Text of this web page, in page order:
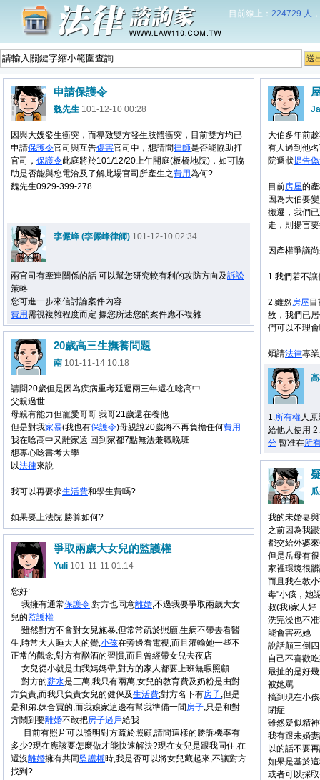
目前線上： 224729 人
申請保護令
魏先生 101-12-10 00:28
因與大嫂發生衝突，而導致雙方發生肢體衝突，目前雙方均已
申請保護令官司與互告傷害官司中，想請問律師是否能協助打
官司， 保護令此庭將於101/12/20上午開庭(板橋地院)，如可協
助是否能與您電洽及了解此場官司所產生之費用為何?
魏先生0929-399-278
李儼峰 (李儼峰律師) 101-12-10 02:34
兩官司有牽連關係的話 可以幫您研究較有利的攻防方向及訴訟
策略
您可進一步來信討論案件內容
費用 需視複雜程度而定 據您所述您的案件應不複雜
大伯多年前
有人過到他
院遞狀提告
目前房屋的
因為大伯要
搬遷，我們
走，則揚言
因產權爭議
1.我們若不
2.雖然房屋
故，我們已
們可以不理
煩請法律專
1.所有權人
給他人使用
分 暫准在所
20歲高三生撫養問題
南 101-11-14 10:18
請問20歲但是因為疾病重考延遲兩三年還在唸高中
父親過世
母親有能力但寵愛哥哥 我哥21歲還在養他
但是對我家暴(我也有保護令)母親說20歲將不再負擔任何費用
我在唸高中又離家遠 回到家都7點無法兼職晚班
想專心唸書考大學
以法律來說
我可以再要求生活費和學生費嗎?
如果要上法院 勝算如何?
我的未婚妻
之前因為我
都交給外婆
但是岳母有
家裡環境很
而且我在教
毒"小孩，她
叔(我)家人好
洗完澡也不
能會害死她
說話顛三倒
自己不喜歡
最扯的是好
被她罵
搞到現在小
閉症
雖然疑似精
我有跟未婚
以的話不要
如果是基於
或者可以採
爭取兩歲大女兒的監護權
Yuli 101-11-11 01:14
您好:
我擁有通常保護令,對方也同意離婚,不過我要爭取兩歲大女
兒的監護權
雖然對方不會對女兒施暴,但常常疏於照顧,生病不帶去看醫
生,時常大人睡大人的覺,小孩在旁邊看電視,而且灌輸她一些不
正常的觀念,對方有酗酒的習慣,而且曾經帶女兒去夜店
女兒從小就是由我媽媽帶,對方的家人都要上班無暇照顧
對方的薪水是三萬,我只有兩萬,女兒的教育費及奶粉是由對
方負責,而我只負責女兒的健保及生活費;對方名下有房子,但是
是和弟.妹合買的,而我娘家這邊有幫我準備一間房子,只是和對
方鬧到要離婚不敢把房子過戶給我
目前有照片可以證明對方疏於照顧,請問這樣的勝訴機率有
多少?現在應該要怎麼做才能快速解決?現在女兒是跟我同住,在
還沒離婚擁有共同 監護權時,我是否可以將女兒藏起來,不讓對方
找到?